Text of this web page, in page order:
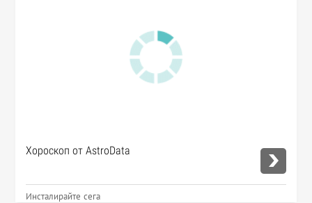
Хороскоп от AstroData
Инсталирайте сега